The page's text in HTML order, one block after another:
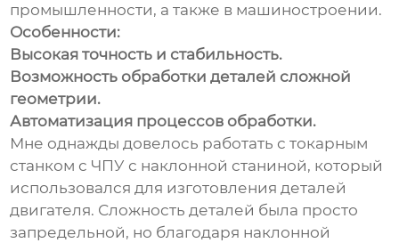
промышленности, а также в машиностроении.
Особенности:
Высокая точность и стабильность.
Возможность обработки деталей сложной
геометрии.
Автоматизация процессов обработки.
Мне однажды довелось работать с токарным
станком с ЧПУ с наклонной станиной, который
использовался для изготовления деталей
двигателя. Сложность деталей была просто
запредельной, но благодаря наклонной